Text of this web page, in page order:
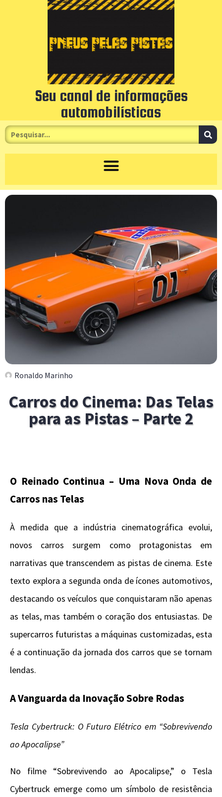
Seu canal de informações
automobilísticas
Ronaldo Marinho
Carros do Cinema: Das Telas
para as Pistas – Parte 2
O Reinado Continua – Uma Nova Onda de
Carros nas Telas
À medida que a indústria cinematográfica evolui,
novos carros surgem como protagonistas em
narrativas que transcendem as pistas de cinema. Este
texto explora a segunda onda de ícones automotivos,
destacando os veículos que conquistaram não apenas
as telas, mas também o coração dos entusiastas. De
supercarros futuristas a máquinas customizadas, esta
é a continuação da jornada dos carros que se tornam
lendas.
A Vanguarda da Inovação Sobre Rodas
Tesla Cybertruck: O Futuro Elétrico em “Sobrevivendo
ao Apocalipse”
No filme “Sobrevivendo ao Apocalipse,” o Tesla
Cybertruck emerge como um símbolo de resistência